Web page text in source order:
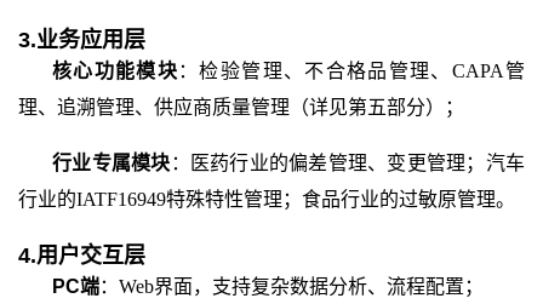
3.业务应用层
核心功能模块 ：检验管理、不合格品管理、 CAPA管
理、追溯管理、供应商质量管理（详见第五部分）；
行业专属模块 ：医药行业的偏差管理、变更管理；汽车
行业的IATF16949特殊特性管理；食品行业的过敏原管理。
4.用户交互层
PC端： Web界面，支持复杂数据分析、流程配置；